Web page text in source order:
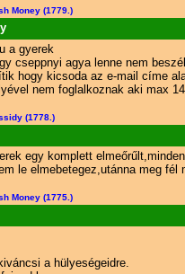
Money (1779.)
a gyerek
cseppnyi agya lenne nem
hogy kicsoda az e-mail címe
nem foglalkoznak aki max
(1778.)
egy komplett
le elmebetegez,utánna meg
Money (1775.)
a hülyeségeidre.